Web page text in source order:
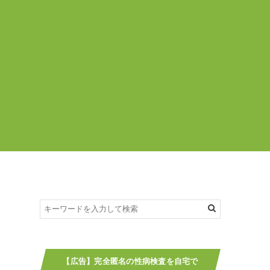
【広告】完全匿名の性病検査を自宅で